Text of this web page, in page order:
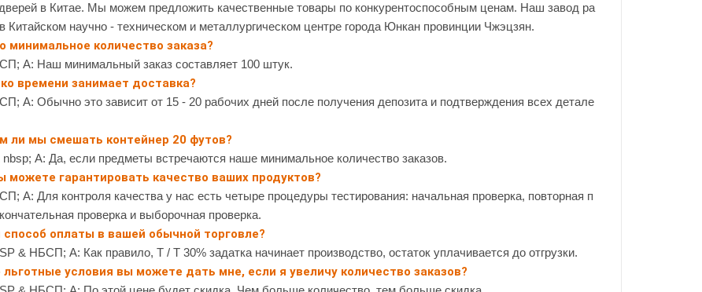
в Китае. Мы можем предложить качественные товары по конкурентоспособным ценам. Наш завод ра
Китайском научно - техническом и металлургическом центре города Юнкан провинции Чжэцзян.
минимальное количество заказа?
A: Наш минимальный заказ составляет 100 штук.
времени занимает доставка?
А: Обычно это зависит от 15 - 20 рабочих дней после получения депозита и подтверждения всех детале
ли мы смешать контейнер 20 футов?
nbsp; А: Да, если предметы встречаются наше минимальное количество заказов.
можете гарантировать качество ваших продуктов?
А: Для контроля качества у нас есть четыре процедуры тестирования: начальная проверка, повторная п
проверка и выборочная проверка.
способ оплаты в вашей обычной торговле?
& НБСП; А: Как правило, Т / Т 30% задатка начинает производство, остаток уплачивается до отгрузки.
льготные условия вы можете дать мне, если я увеличу количество заказов?